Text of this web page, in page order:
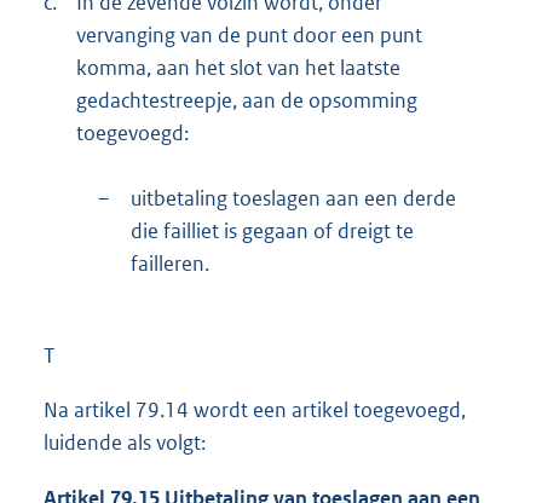
vervanging van de punt door een punt
komma, aan het slot van het laatste
gedachtestreepje, aan de opsomming
toegevoegd:
–
uitbetaling toeslagen aan een derde
die failliet is gegaan of dreigt te
failleren.
T
Na artikel 79.14 wordt een artikel toegevoegd,
luidende als volgt: